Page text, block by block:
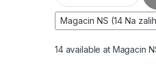
14 available at Magacin